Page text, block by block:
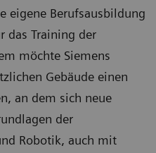
eigene Berufsausbildung
das Training der
möchte Siemens
Gebäude einen
an dem sich neue
der
Robotik, auch mit